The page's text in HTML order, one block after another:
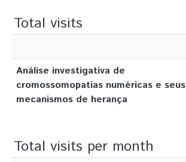
Total visits
Análise investigativa de
cromossomopatias numéricas e seus
mecanismos de herança
Total visits per month